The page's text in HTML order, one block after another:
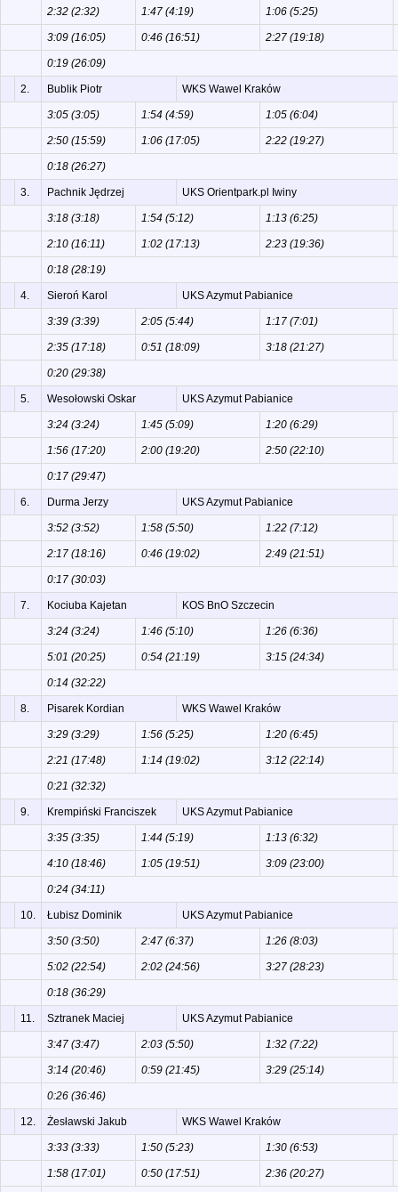
2:32 (2:32) 1:47 (4:19) 1:06 (5:25)
3:09 (16:05) 0:46 (16:51) 2:27 (19:18)
0:19 (26:09)
2. Bublik Piotr WKS Wawel Kraków
3:05 (3:05) 1:54 (4:59) 1:05 (6:04)
2:50 (15:59) 1:06 (17:05) 2:22 (19:27)
0:18 (26:27)
3. Pachnik Jędrzej UKS Orientpark.pl Iwiny
3:18 (3:18) 1:54 (5:12) 1:13 (6:25)
2:10 (16:11) 1:02 (17:13) 2:23 (19:36)
0:18 (28:19)
4. Sieroń Karol UKS Azymut Pabianice
3:39 (3:39) 2:05 (5:44) 1:17 (7:01)
2:35 (17:18) 0:51 (18:09) 3:18 (21:27)
0:20 (29:38)
5. Wesołowski Oskar UKS Azymut Pabianice
3:24 (3:24) 1:45 (5:09) 1:20 (6:29)
1:56 (17:20) 2:00 (19:20) 2:50 (22:10)
0:17 (29:47)
6. Durma Jerzy UKS Azymut Pabianice
3:52 (3:52) 1:58 (5:50) 1:22 (7:12)
2:17 (18:16) 0:46 (19:02) 2:49 (21:51)
0:17 (30:03)
7. Kociuba Kajetan KOS BnO Szczecin
3:24 (3:24) 1:46 (5:10) 1:26 (6:36)
5:01 (20:25) 0:54 (21:19) 3:15 (24:34)
0:14 (32:22)
8. Pisarek Kordian WKS Wawel Kraków
3:29 (3:29) 1:56 (5:25) 1:20 (6:45)
2:21 (17:48) 1:14 (19:02) 3:12 (22:14)
0:21 (32:32)
9. Krempiński Franciszek UKS Azymut Pabianice
3:35 (3:35) 1:44 (5:19) 1:13 (6:32)
4:10 (18:46) 1:05 (19:51) 3:09 (23:00)
0:24 (34:11)
10. Łubisz Dominik UKS Azymut Pabianice
3:50 (3:50) 2:47 (6:37) 1:26 (8:03)
5:02 (22:54) 2:02 (24:56) 3:27 (28:23)
0:18 (36:29)
11. Sztranek Maciej UKS Azymut Pabianice
3:47 (3:47) 2:03 (5:50) 1:32 (7:22)
3:14 (20:46) 0:59 (21:45) 3:29 (25:14)
0:26 (36:46)
12. Żesławski Jakub WKS Wawel Kraków
3:33 (3:33) 1:50 (5:23) 1:30 (6:53)
1:58 (17:01) 0:50 (17:51) 2:36 (20:27)